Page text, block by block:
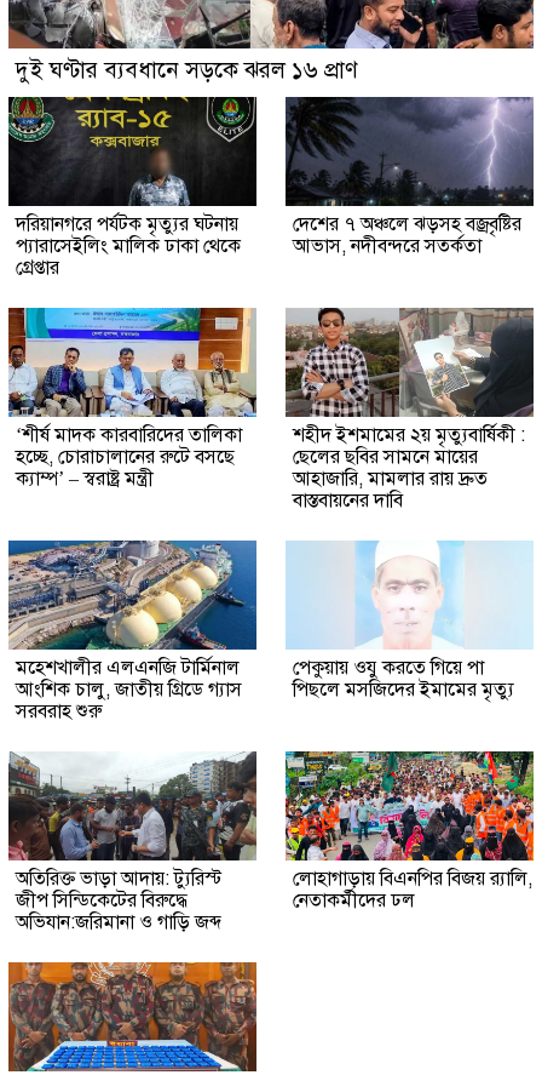
দুই ঘণ্টার ব্যবধানে সড়কে ঝরল ১৬ প্রাণ
দরিয়ানগরে পর্যটক মৃত্যুর ঘটনায়
প্যারাসেইলিং মালিক ঢাকা থেকে
গ্রেপ্তার
দেশের ৭ অঞ্চলে ঝড়সহ বজ্রবৃষ্টির
আভাস, নদীবন্দরে সতর্কতা
‘শীর্ষ মাদক কারবারিদের তালিকা
হচ্ছে, চোরাচালানের রুটে বসছে
ক্যাম্প’ – স্বরাষ্ট্র মন্ত্রী
শহীদ ইশমামের ২য় মৃত্যুবার্ষিকী :
ছেলের ছবির সামনে মায়ের
আহাজারি, মামলার রায় দ্রুত
বাস্তবায়নের দাবি
মহেশখালীর এলএনজি টার্মিনাল
আংশিক চালু, জাতীয় গ্রিডে গ্যাস
সরবরাহ শুরু
পেকুয়ায় ওযু করতে গিয়ে পা
পিছলে মসজিদের ইমামের মৃত্যু
অতিরিক্ত ভাড়া আদায়: ট্যুরিস্ট
জীপ সিন্ডিকেটের বিরুদ্ধে
অভিযান:জরিমানা ও গাড়ি জব্দ
লোহাগাড়ায় বিএনপির বিজয় র‍্যালি,
নেতাকর্মীদের ঢল